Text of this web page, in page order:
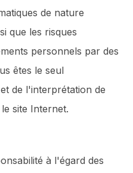
de nature
que les risques
personnels par des
êtes le seul
de l'interprétation de
site Internet.
à l'égard des